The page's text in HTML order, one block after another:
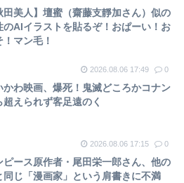
田美人】壇蜜（齋藤支靜加さん）似の
のAIイラストを貼るぞ！おぱーい！お
！マン毛！
2026.08.06 17:49 0
かわ映画、爆死！鬼滅どころかコナン
超えられず客足遠のく
2026.08.06 17:15 0
ピース原作者・尾田栄一郎さん、他の
同じ「漫画家」という肩書きに不満